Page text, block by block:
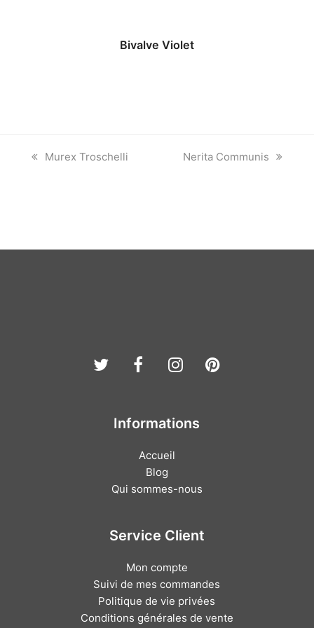
Bivalve Violet
previous
Murex Troschelli
next
Nerita Communis
TwitterFacebook
Instagram
Pinterest
Informations
Accueil
Blog
Qui sommes-nous
Service Client
Mon compte
Suivi de mes commandes
Politique de vie privées
Conditions générales de vente